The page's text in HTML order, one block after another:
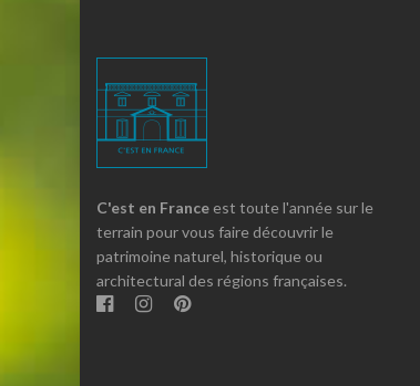
C'est en France est toute l'année sur le
terrain pour vous faire découvrir le
patrimoine naturel, historique ou
architectural des régions françaises.